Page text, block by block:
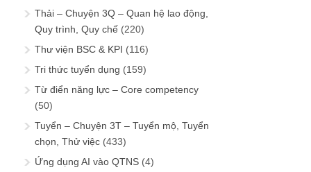
Thải – Chuyện 3Q – Quan hệ lao động,
Quy trình, Quy chế (220)
Thư viện BSC & KPI (116)
Tri thức tuyển dụng (159)
Từ điển năng lực – Core competency
(50)
Tuyển – Chuyện 3T – Tuyển mộ, Tuyển
chọn, Thử việc (433)
Ứng dụng AI vào QTNS (4)